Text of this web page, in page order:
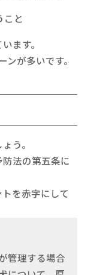
こと
ます。
が多いです。
う。
法の第五条に
を赤字にして
管理する場合